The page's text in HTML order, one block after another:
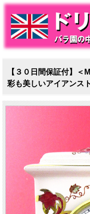
【３０日間保証付】＜
彩も美しいアイアンス